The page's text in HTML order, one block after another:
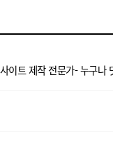
이트 제작 전문가- 누구